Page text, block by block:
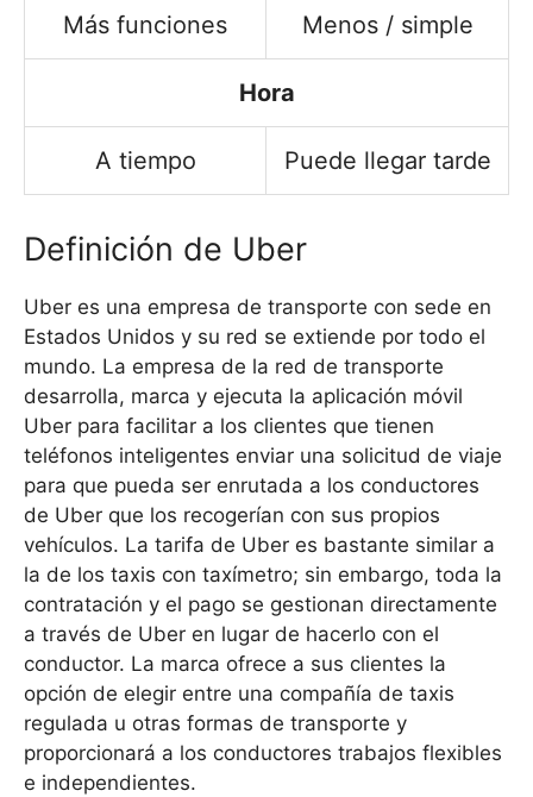
Más funciones Menos / simple
Hora
A tiempo Puede llegar tarde
Definición de Uber
Uber es una empresa de transporte con sede en
Estados Unidos y su red se extiende por todo el
mundo. La empresa de la red de transporte
desarrolla, marca y ejecuta la aplicación móvil
Uber para facilitar a los clientes que tienen
teléfonos inteligentes enviar una solicitud de viaje
para que pueda ser enrutada a los conductores
de Uber que los recogerían con sus propios
vehículos. La tarifa de Uber es bastante similar a
la de los taxis con taxímetro; sin embargo, toda la
contratación y el pago se gestionan directamente
a través de Uber en lugar de hacerlo con el
conductor. La marca ofrece a sus clientes la
opción de elegir entre una compañía de taxis
regulada u otras formas de transporte y
proporcionará a los conductores trabajos flexibles
e independientes.